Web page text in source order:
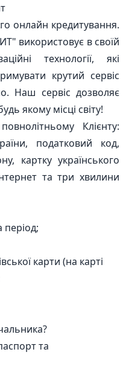
онлайн кредитування.
використовує в своїй
технології, які
крутий сервіс
Наш сервіс дозволяє
якому місці світу!
Клієнту:
податковий код,
картку українського
та три хвилини
період;
карти (на карті
та